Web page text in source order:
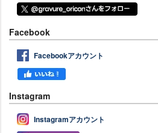
Facebook
Facebookアカウント
Instagram
Instagramアカウント